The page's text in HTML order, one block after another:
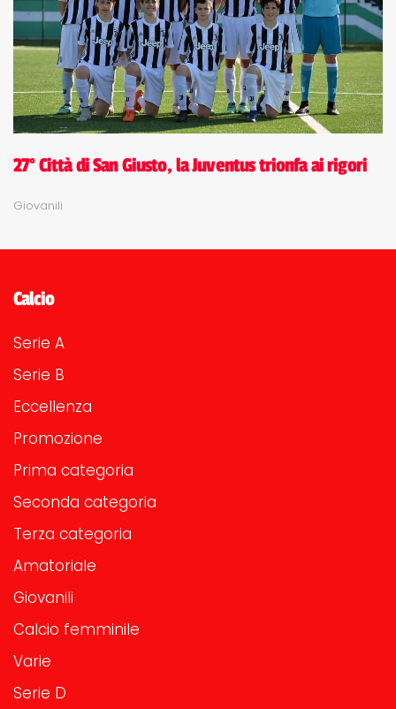
27° Città di San Giusto, la Juventus trionfa ai rigori
Giovanili
Calcio
Serie A
Serie B
Eccellenza
Promozione
Prima categoria
Seconda categoria
Terza categoria
Amatoriale
Giovanili
Calcio femminile
Varie
Serie D